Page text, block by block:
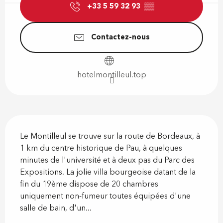
+33 5 59 32 93 ▒▒
Contactez-nous
hotelmontilleul.top
Le Montilleul se trouve sur la route de Bordeaux, à
1 km du centre historique de Pau, à quelques
minutes de l'université et à deux pas du Parc des
Expositions. La jolie villa bourgeoise datant de la
fin du 19ème dispose de 20 chambres
uniquement non-fumeur toutes équipées d'une
salle de bain, d'un...